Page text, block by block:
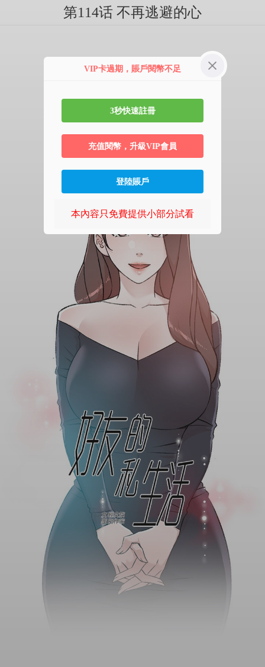
第114话 不再逃避的心
VIP卡過期，賬戶閱幣不足
3秒快速註冊
充值閱幣，升級VIP會員
登陸賬戶
本內容只免費提供小部分試看